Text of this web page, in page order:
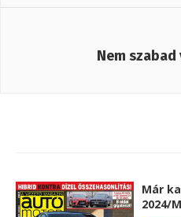
Nem
Már
2024/